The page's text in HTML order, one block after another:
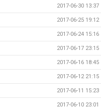
2017-06-30 13:37
2017-06-25 19:12
2017-06-24 15:16
2017-06-17 23:15
2017-06-16 18:45
2017-06-12 21:15
2017-06-11 15:23
2017-06-10 23:01